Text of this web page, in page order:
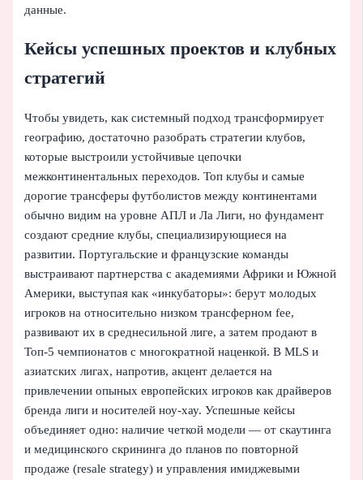
данные.
Кейсы успешных проектов и клубных
стратегий
Чтобы увидеть, как системный подход трансформирует
географию, достаточно разобрать стратегии клубов,
которые выстроили устойчивые цепочки
межконтинентальных переходов. Топ клубы и самые
дорогие трансферы футболистов между континентами
обычно видим на уровне АПЛ и Ла Лиги, но фундамент
создают средние клубы, специализирующиеся на
развитии. Португальские и французские команды
выстраивают партнерства с академиями Африки и Южной
Америки, выступая как «инкубаторы»: берут молодых
игроков на относительно низком трансферном fee,
развивают их в среднесильной лиге, а затем продают в
Топ‑5 чемпионатов с многократной наценкой. В MLS и
азиатских лигах, напротив, акцент делается на
привлечении опыных европейских игроков как драйверов
бренда лиги и носителей ноу‑хау. Успешные кейсы
объединяет одно: наличие четкой модели — от скаутинга
и медицинского скрининга до планов по повторной
продаже (resale strategy) и управления имиджевыми